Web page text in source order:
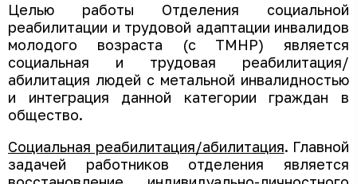
Целью работы Отделения социальной
реабилитации и трудовой адаптации инвалидов
молодого возраста (с ТМНР) является
социальная и трудовая реабилитация/
абилитация людей с метальной инвалидностью
и интеграция данной категории граждан в
общество.
Социальная реабилитация/абилитация. Главной
задачей работников отделения является